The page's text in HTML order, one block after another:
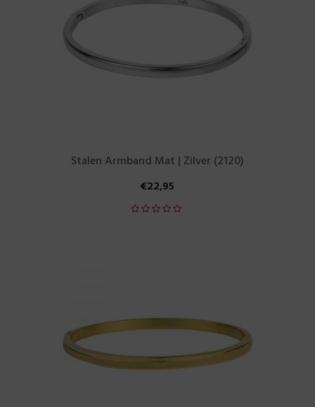
Stalen Armband Mat | Zilver (2120)
€22,95